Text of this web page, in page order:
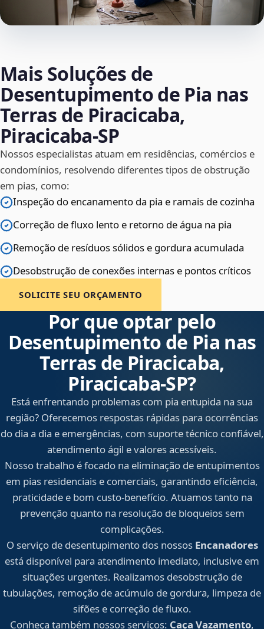
Mais Soluções de
Desentupimento de Pia nas
Terras de Piracicaba,
Piracicaba‑SP
Nossos especialistas atuam em residências, comércios e
condomínios, resolvendo diferentes tipos de obstrução
em pias, como:
Inspeção do encanamento da pia e ramais de cozinha
Correção de fluxo lento e retorno de água na pia
Remoção de resíduos sólidos e gordura acumulada
Desobstrução de conexões internas e pontos críticos
SOLICITE SEU ORÇAMENTO
Por que optar pelo
Desentupimento de Pia nas
Terras de Piracicaba,
Piracicaba‑SP?
Está enfrentando problemas com pia entupida na sua
região? Oferecemos respostas rápidas para ocorrências
do dia a dia e emergências, com suporte técnico confiável,
atendimento ágil e valores acessíveis.
Nosso trabalho é focado na eliminação de entupimentos
em pias residenciais e comerciais, garantindo eficiência,
praticidade e bom custo-benefício. Atuamos tanto na
prevenção quanto na resolução de bloqueios sem
complicações.
O serviço de desentupimento dos nossos Encanadores
está disponível para atendimento imediato, inclusive em
situações urgentes. Realizamos desobstrução de
tubulações, remoção de acúmulo de gordura, limpeza de
sifões e correção de fluxo.
Conheça também nossos serviços: Caça Vazamento,